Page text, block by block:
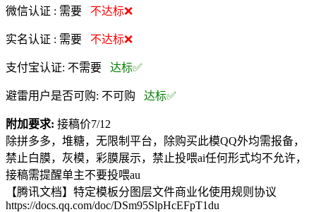
微信认证 : 需要 不达标❌
实名认证 : 需要 不达标❌
支付宝认证: 不需要 达标✅
避雷用户是否可购: 不可购 达标✅
附加要求: 接稿价7/12
除拼多多，堆糖，无限制平台，除购买此模QQ外均需报备，
禁止白膜，灰模，彩膜展示，禁止投喂ai任何形式均不允许，
接稿需提醒单主不要投喂au
【腾讯文档】特定模板分图层文件商业化使用规则协议
https://docs.qq.com/doc/DSm95SlpHcEFpT1du